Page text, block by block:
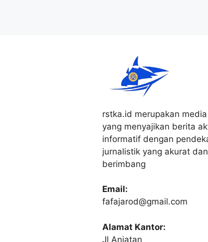
rstka.id merupakan
yang menyajikan berita
informatif dengan
jurnalistik yang akurat dan
berimbang
Email:
fafajarod@gmail.com
Alamat Kantor:
Jl Anjatan